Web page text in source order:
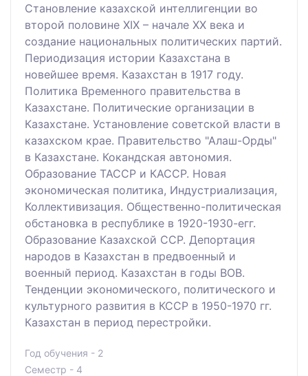
Становление казахской интеллигенции во
второй половине ХІХ – начале ХХ века и
создание национальных политических партий.
Периодизация истории Казахстана в
новейшее время. Казахстан в 1917 году.
Политика Временного правительства в
Казахстане. Политические организации в
Казахстане. Установление советской власти в
казахском крае. Правительство "Алаш-Орды"
в Казахстане. Кокандская автономия.
Образование ТАССР и КАССР. Новая
экономическая политика, Индустриализация,
Коллективизация. Общественно-политическая
обстановка в республике в 1920-1930-егг.
Образование Казахской ССР. Депортация
народов в Казахстан в предвоенный и
военный период. Казахстан в годы ВОВ.
Тенденции экономического, политического и
культурного развития в КССР в 1950-1970 гг.
Казахстан в период перестройки.
Год обучения - 2
Семестр - 4